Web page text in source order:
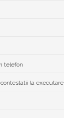
telefon
la executare